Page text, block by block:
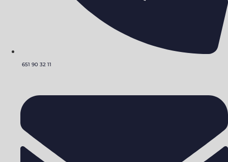
651 90 32 11